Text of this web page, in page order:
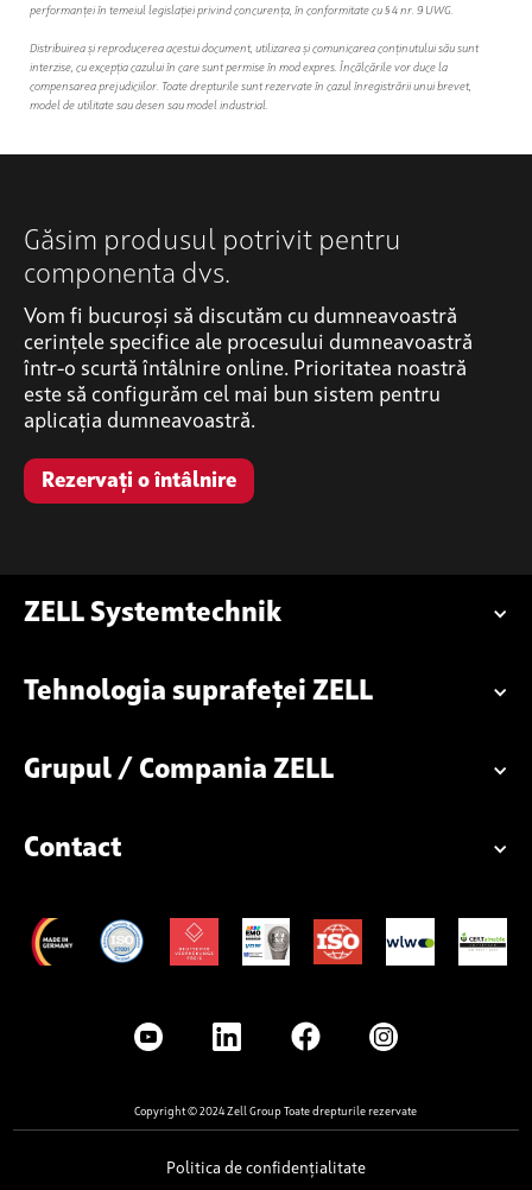
performanței în temeiul legislației privind concurența, în conformitate cu § 4 nr. 9 UWG.
Distribuirea și reproducerea acestui document, utilizarea și comunicarea conținutului său sunt
interzise, cu excepția cazului în care sunt permise în mod expres. Încălcările vor duce la
compensarea prejudiciilor. Toate drepturile sunt rezervate în cazul înregistrării unui brevet,
model de utilitate sau desen sau model industrial.
Găsim produsul potrivit pentru
componenta dvs.
Vom fi bucuroși să discutăm cu dumneavoastră
cerințele specifice ale procesului dumneavoastră
într-o scurtă întâlnire online. Prioritatea noastră
este să configurăm cel mai bun sistem pentru
aplicația dumneavoastră.
Rezervați o întâlnire
ZELL Systemtechnik
Tehnologia suprafeței ZELL
Grupul / Compania ZELL
Contact
Copyright © 2024 Zell Group Toate drepturile rezervate
Politica de confidențialitate